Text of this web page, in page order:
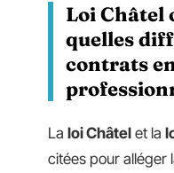
Loi Châtel
quelles
contrats
La loi Châtel et la
citées pour alléger